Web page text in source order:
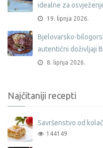
idealne za
19. lipnja 2026.
Bjelovarsko-
autentični doživljaji
8. lipnja 2026.
Najčitaniji recepti
Savršenstvo od
144149